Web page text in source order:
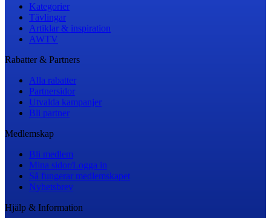
Kategorier
Tävlingar
Artiklar & inspiration
AWTV
Rabatter & Partners
Alla rabatter
Partnersidor
Utvalda kampanjer
Bli partner
Medlemskap
Bli medlem
Mina sidor/Logga in
Så fungerar medlemskapet
Nyhetsbrev
Hjälp & Information